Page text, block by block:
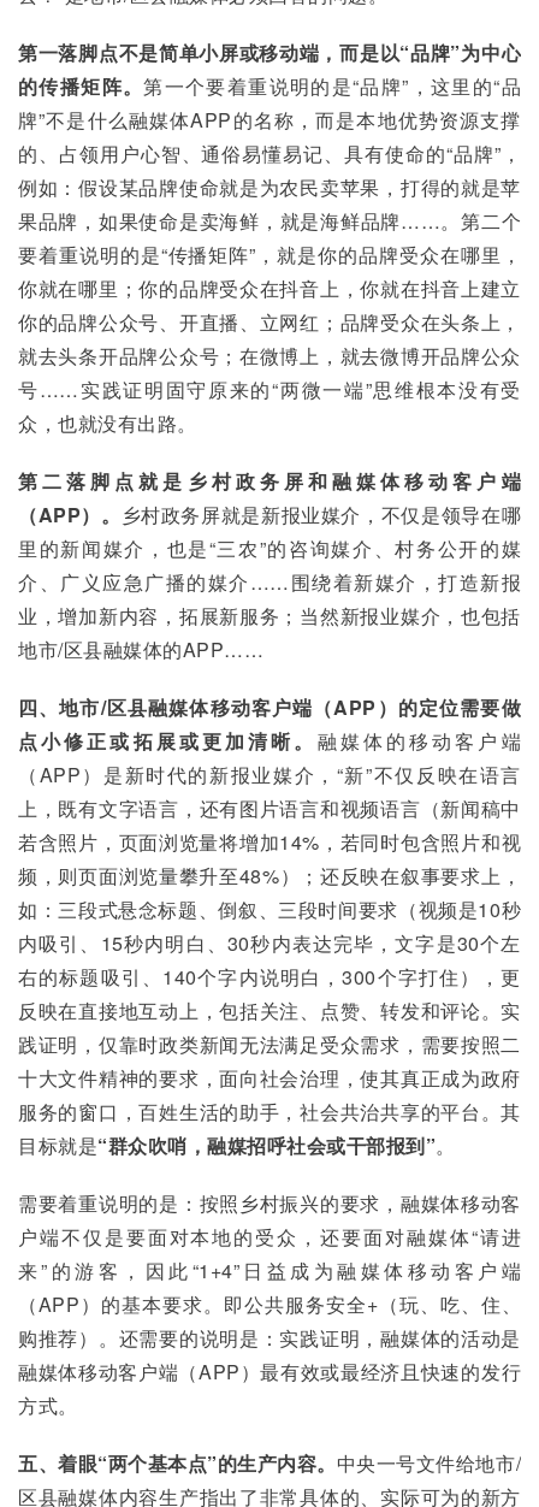
第一落脚点不是简单小屏或移动端，而是以“品牌”为中心
的传播矩阵。第一个要着重说明的是“品牌”，这里的“品
牌”不是什么融媒体APP的名称，而是本地优势资源支撑
的、占领用户心智、通俗易懂易记、具有使命的“品牌”，
例如：假设某品牌使命就是为农民卖苹果，打得的就是苹
果品牌，如果使命是卖海鲜，就是海鲜品牌……。第二个
要着重说明的是“传播矩阵”，就是你的品牌受众在哪里，
你就在哪里；你的品牌受众在抖音上，你就在抖音上建立
你的品牌公众号、开直播、立网红；品牌受众在头条上，
就去头条开品牌公众号；在微博上，就去微博开品牌公众
号……实践证明固守原来的“两微一端”思维根本没有受
众，也就没有出路。
第二落脚点就是乡村政务屏和融媒体移动客户端
（APP）。 乡村政务屏就是新报业媒介，不仅是领导在哪
里的新闻媒介，也是“三农”的咨询媒介、村务公开的媒
介、广义应急广播的媒介……围绕着新媒介，打造新报
业，增加新内容，拓展新服务；当然新报业媒介，也包括
地市/区县融媒体的APP……
四、地市/区县融媒体移动客户端（APP ）的定位需要做
点小修正或拓展或更加清晰。 融媒体的移动客户端
（APP）是新时代的新报业媒介，“新”不仅反映在语言
上，既有文字语言，还有图片语言和视频语言（新闻稿中
若含照片，页面浏览量将增加14%，若同时包含照片和视
频，则页面浏览量攀升至48%）；还反映在叙事要求上，
如：三段式悬念标题、倒叙、三段时间要求（视频是10秒
内吸引、15秒内明白、30秒内表达完毕，文字是30个左
右的标题吸引、140个字内说明白，300个字打住），更
反映在直接地互动上，包括关注、点赞、转发和评论。实
践证明，仅靠时政类新闻无法满足受众需求，需要按照二
十大文件精神的要求，面向社会治理，使其真正成为政府
服务的窗口，百姓生活的助手，社会共治共享的平台。其
目标就是“群众吹哨，融媒招呼社会或干部报到”。
需要着重说明的是：按照乡村振兴的要求，融媒体移动客
户端不仅是要面对本地的受众，还要面对融媒体“请进
来”的游客，因此“1+4”日益成为融媒体移动客户端
（APP）的基本要求。即公共服务安全+（玩、吃、住、
购推荐）。还需要的说明是：实践证明，融媒体的活动是
融媒体移动客户端（APP）最有效或最经济且快速的发行
方式。
五、着眼“两个基本点”的生产内容。 中央一号文件给地市/
区县融媒体内容生产指出了非常具体的、实际可为的新方